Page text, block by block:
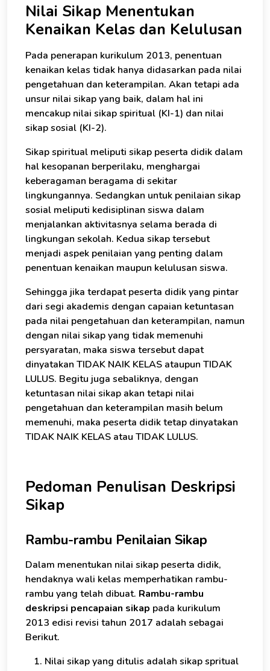
Nilai Sikap Menentukan
Kenaikan Kelas dan Kelulusan
Pada penerapan kurikulum 2013, penentuan
kenaikan kelas tidak hanya didasarkan pada nilai
pengetahuan dan keterampilan. Akan tetapi ada
unsur nilai sikap yang baik, dalam hal ini
mencakup nilai sikap spiritual (KI-1) dan nilai
sikap sosial (KI-2).
Sikap spiritual meliputi sikap peserta didik dalam
hal kesopanan berperilaku, menghargai
keberagaman beragama di sekitar
lingkungannya. Sedangkan untuk penilaian sikap
sosial meliputi kedisiplinan siswa dalam
menjalankan aktivitasnya selama berada di
lingkungan sekolah. Kedua sikap tersebut
menjadi aspek penilaian yang penting dalam
penentuan kenaikan maupun kelulusan siswa.
Sehingga jika terdapat peserta didik yang pintar
dari segi akademis dengan capaian ketuntasan
pada nilai pengetahuan dan keterampilan, namun
dengan nilai sikap yang tidak memenuhi
persyaratan, maka siswa tersebut dapat
dinyatakan TIDAK NAIK KELAS ataupun TIDAK
LULUS. Begitu juga sebaliknya, dengan
ketuntasan nilai sikap akan tetapi nilai
pengetahuan dan keterampilan masih belum
memenuhi, maka peserta didik tetap dinyatakan
TIDAK NAIK KELAS atau TIDAK LULUS.
Pedoman Penulisan Deskripsi
Sikap
Rambu-rambu Penilaian Sikap
Dalam menentukan nilai sikap peserta didik,
hendaknya wali kelas memperhatikan rambu-
rambu yang telah dibuat. Rambu-rambu
deskripsi pencapaian sikap pada kurikulum
2013 edisi revisi tahun 2017 adalah sebagai
Berikut.
Nilai sikap yang ditulis adalah sikap spritual